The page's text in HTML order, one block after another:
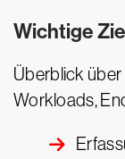
Wichtige
Überblick
Workloads,